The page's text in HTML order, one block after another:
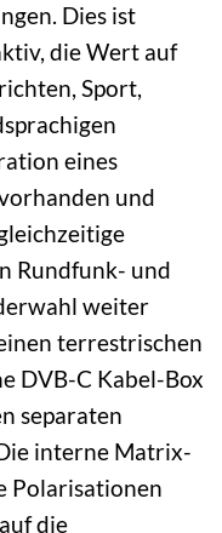
Dies ist
die Wert auf
Sport,
eines
und
Rundfunk- und
weiter
terrestrischen
DVB-C Kabel-Box
separaten
interne Matrix-
Polarisationen
die